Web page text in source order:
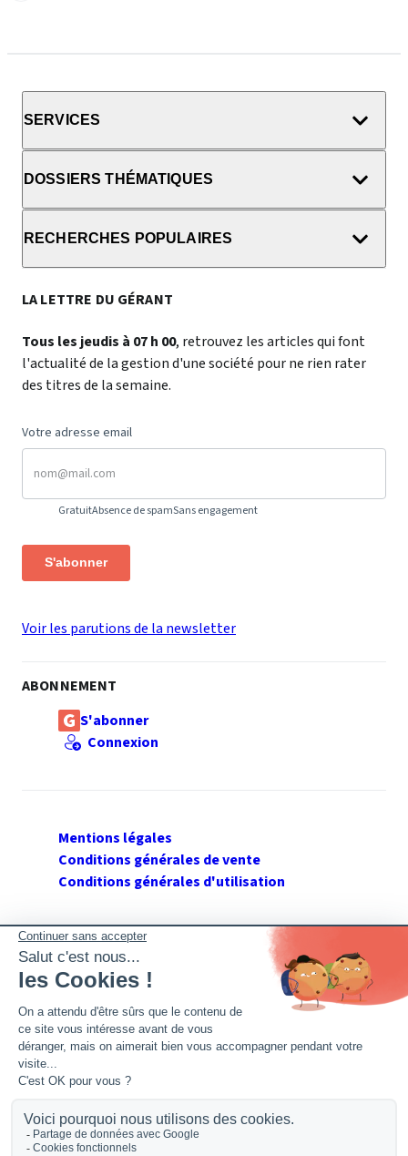
SERVICES
DOSSIERS THÉMATIQUES
RECHERCHES POPULAIRES
LA LETTRE DU GÉRANT
Tous les jeudis à 07 h 00, retrouvez les articles qui font
l'actualité de la gestion d'une société pour ne rien rater
des titres de la semaine.
Votre adresse email
GratuitAbsence de spamSans engagement
S'abonner
Voir les parutions de la newsletter
ABONNEMENT
S'abonner
Connexion
Mentions légales
Conditions générales de vente
Conditions générales d'utilisation
SUIVEZ GERANT DE SARL
Twitter
Facebook